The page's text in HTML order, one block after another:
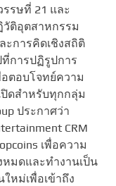
รษที่ 21 และ
ติอุตสาหกรรม
ะการคิดเชิงสถิติ
การปฏิรูปการ
ตอบโจทย์ความ
ดสำหรับทุกกลุ่ม
ประกาศว่า
CRM
เพื่อความ
มดและทำงานเป็น
หม่เพื่อเข้าถึง